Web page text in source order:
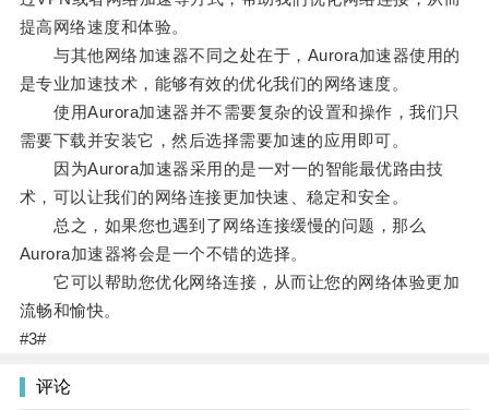
提高网络速度和体验。
与其他网络加速器不同之处在于，Aurora加速器使用的
是专业加速技术，能够有效的优化我们的网络速度。
使用Aurora加速器并不需要复杂的设置和操作，我们只
需要下载并安装它，然后选择需要加速的应用即可。
因为Aurora加速器采用的是一对一的智能最优路由技
术，可以让我们的网络连接更加快速、稳定和安全。
总之，如果您也遇到了网络连接缓慢的问题，那么
Aurora加速器将会是一个不错的选择。
它可以帮助您优化网络连接，从而让您的网络体验更加
流畅和愉快。
#3#
评论